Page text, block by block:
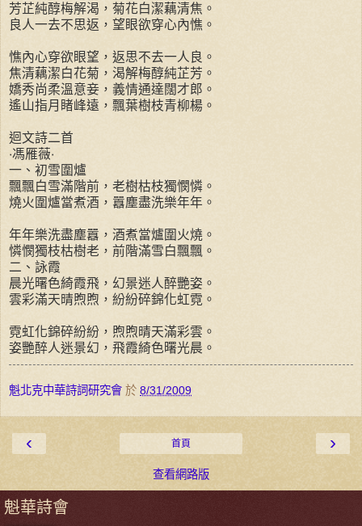
芳芷純醇梅解渴，菊花白潔藕清焦。
良人一去不思返，望眼欲穿心內憔。
憔內心穿欲眼望，返思不去一人良。
焦清藕潔白花菊，渴解梅醇純芷芳。
嬌秀尚柔溫意妾，義情通達闊才郎。
遙山指月睹峰遠，飄葉樹枝青柳楊。
迴文詩二首
‧馮雁薇‧
一、初雪圍爐
飄飄白雪滿階前，老樹枯枝獨憫憐。
燒火圍爐當煮酒，囂塵盡洗樂年年。
年年樂洗盡塵囂，酒煮當爐圍火燒。
憐憫獨枝枯樹老，前階滿雪白飄飄。
二、詠霞
晨光曙色綺霞飛，幻景迷人醉艷姿。
雲彩滿天晴煦煦，紛紛碎錦化虹霓。
霓虹化錦碎紛紛，煦煦晴天滿彩雲。
姿艷醉人迷景幻，飛霞綺色曙光晨。
魁北克中華詩詞研究會 於 8/31/2009
‹ ›
首頁
查看網路版
魁華詩會